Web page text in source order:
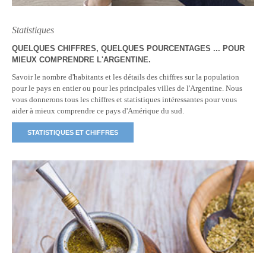
Statistiques
QUELQUES CHIFFRES, QUELQUES POURCENTAGES ... POUR
MIEUX COMPRENDRE L'ARGENTINE.
Savoir le nombre d'habitants et les détails des chiffres sur la population
pour le pays en entier ou pour les principales villes de l'Argentine. Nous
vous donnerons tous les chiffres et statistiques intéressantes pour vous
aider à mieux comprendre ce pays d'Amérique du sud.
STATISTIQUES ET CHIFFRES